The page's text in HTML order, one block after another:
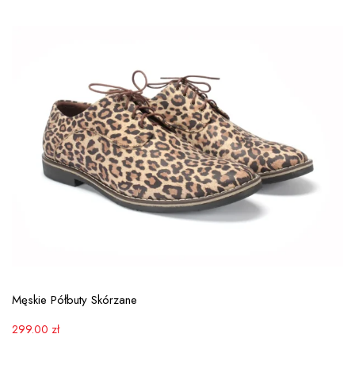
Męskie Półbuty Skórzane
299.00 zł